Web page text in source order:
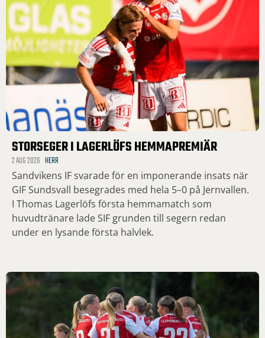
STORSEGER I LAGERLÖFS HEMMAPREMIÄR
2 AUG 2026 HERR
Sandvikens IF svarade för en imponerande insats när
GIF Sundsvall besegrades med hela 5–0 på Jernvallen.
I Thomas Lagerlöfs första hemmamatch som
huvudtränare lade SIF grunden till segern redan
under en lysande första halvlek.